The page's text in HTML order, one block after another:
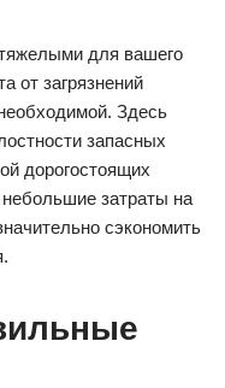
для вашего
от загрязнений
Здесь
запасных
дорогостоящих
затраты на
сэкономить